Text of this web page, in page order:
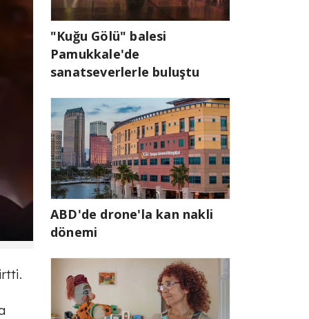
"Kuğu Gölü" balesi
Pamukkale'de
sanatseverlerle buluştu
ABD'de drone'la kan nakli
dönemi